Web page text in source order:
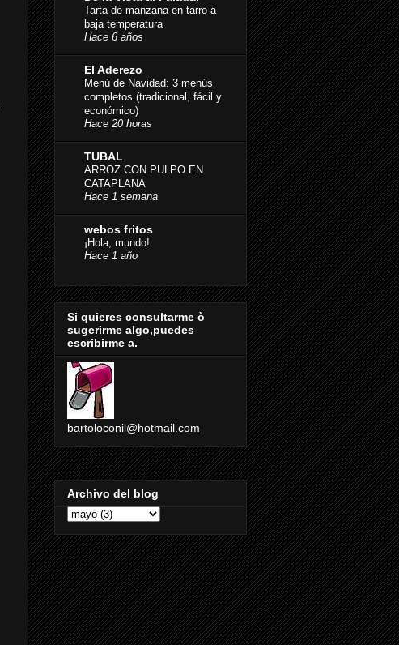
Tarta de manzana en tarro a
baja temperatura
Hace 6 años
El Aderezo
Menú de Navidad: 3 menús
completos (tradicional, fácil y
económico)
Hace 20 horas
TUBAL
ARROZ CON PULPO EN
CATAPLANA
Hace 1 semana
webos fritos
¡Hola, mundo!
Hace 1 año
Si quieres consultarme ò
sugerirme algo,puedes
escribirme a.
bartoloconil@hotmail.com
Archivo del blog